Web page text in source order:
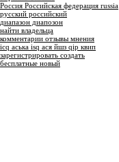
Россия Российская федерация russia
русский российский
диапазон диапозон
найти владельца
комментарии отзывы мнения
icq аська isq ася йшз qip квип
зарегистрировать создать
бесплатные новый